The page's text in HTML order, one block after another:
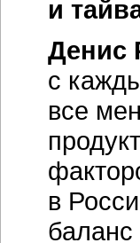
и
Денис
с
все
в
баланс